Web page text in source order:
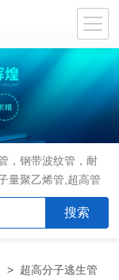
，钢带波纹管，耐
量聚乙烯管,超高管
> 超高分子逃生管